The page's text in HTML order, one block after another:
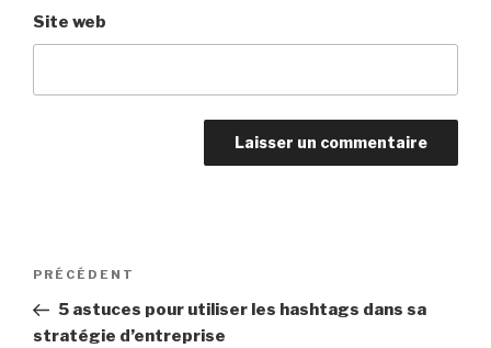
Site web
Navigation
l’article
Article
précédent
PRÉCÉDENT
5 astuces pour utiliser les hashtags dans sa
stratégie d’entreprise